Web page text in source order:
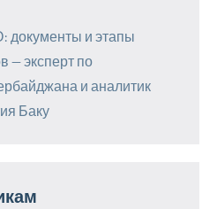
документы и этапы
— эксперт по
и аналитик
Баку